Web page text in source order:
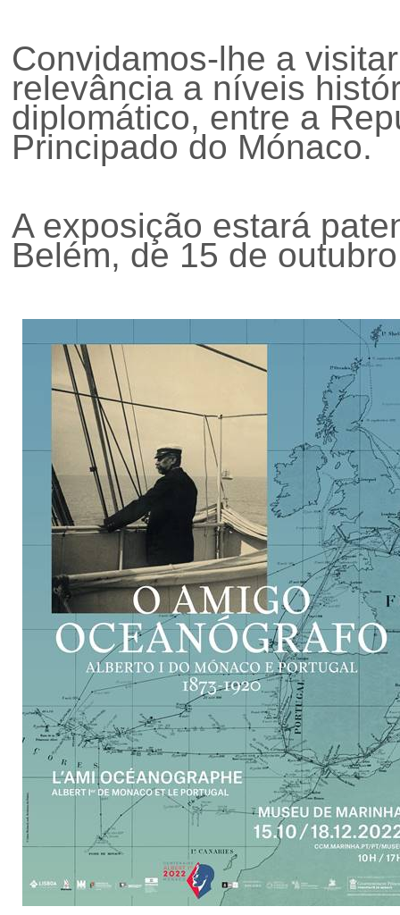
Convidamos-lhe a
relevância a níveis
diplomático, entre a
Principado do Mónaco.
A exposição estará
Belém, de 15 de